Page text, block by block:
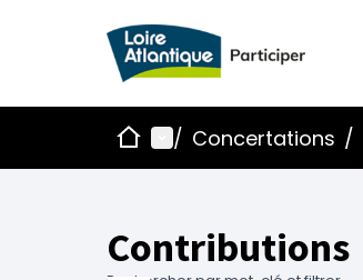
AccueilMenu principal
/ Concertations /
Contributions